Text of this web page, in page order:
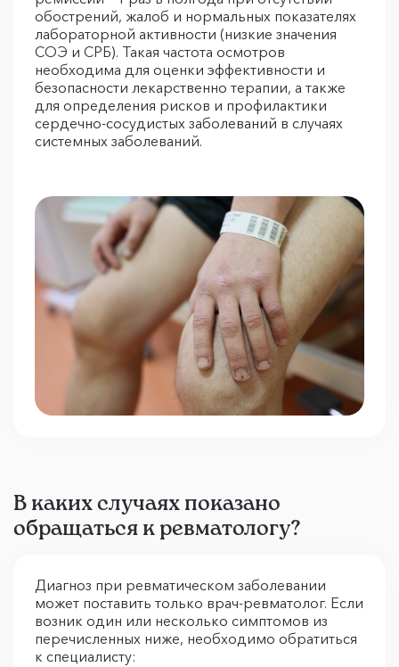
обострений, жалоб и нормальных показателях
лабораторной активности (низкие значения
СОЭ и СРБ). Такая частота осмотров
необходима для оценки эффективности и
безопасности лекарственно терапии, а также
для определения рисков и профилактики
сердечно-сосудистых заболеваний в случаях
системных заболеваний.
В каких случаях показано
обращаться к ревматологу?
Диагноз при ревматическом заболевании
может поставить только врач-ревматолог. Если
возник один или несколько симптомов из
перечисленных ниже, необходимо обратиться
к специалисту: